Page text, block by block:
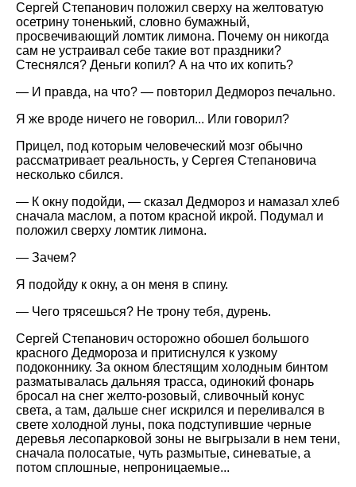
Сергей Степанович положил сверху на желтоватую
осетрину тоненький, словно бумажный,
просвечивающий ломтик лимона. Почему он никогда
сам не устраивал себе такие вот праздники?
Стеснялся? Деньги копил? А на что их копить?
— И правда, на что? — повторил Дедмороз печально.
Я же вроде ничего не говорил... Или говорил?
Прицел, под которым человеческий мозг обычно
рассматривает реальность, у Сергея Степановича
несколько сбился.
— К окну подойди, — сказал Дедмороз и намазал хлеб
сначала маслом, а потом красной икрой. Подумал и
положил сверху ломтик лимона.
— Зачем?
Я подойду к окну, а он меня в спину.
— Чего трясешься? Не трону тебя, дурень.
Сергей Степанович осторожно обошел большого
красного Дедмороза и притиснулся к узкому
подоконнику. За окном блестящим холодным бинтом
разматывалась дальняя трасса, одинокий фонарь
бросал на снег желто-розовый, сливочный конус
света, а там, дальше снег искрился и переливался в
свете холодной луны, пока подступившие черные
деревья лесопарковой зоны не выгрызали в нем тени,
сначала полосатые, чуть размытые, синеватые, а
потом сплошные, непроницаемые...